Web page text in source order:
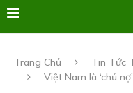
Trang Chủ Tin Tức
Việt Nam là ‘chủ